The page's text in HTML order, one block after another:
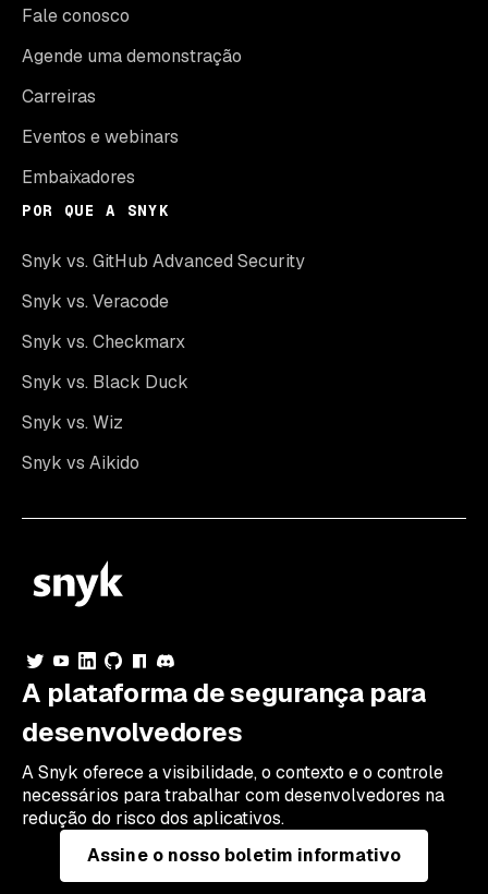
Fale conosco
Agende uma demonstração
Carreiras
Eventos e webinars
Embaixadores
POR QUE A SNYK
Snyk vs. GitHub Advanced Security
Snyk vs. Veracode
Snyk vs. Checkmarx
Snyk vs. Black Duck
Snyk vs. Wiz
Snyk vs Aikido
A plataforma de segurança para
desenvolvedores
A Snyk oferece a visibilidade, o contexto e o controle
necessários para trabalhar com desenvolvedores na
redução do risco dos aplicativos.
Assine o nosso boletim informativo